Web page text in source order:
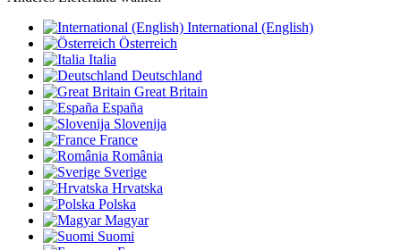
International (English)
Österreich
Italia
Deutschland
Great Britain
España
Slovenija
France
România
Sverige
Hrvatska
Polska
Magyar
Suomi